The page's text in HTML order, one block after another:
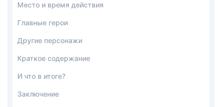
Место и время действия
Главные герои
Другие персонажи
Краткое содержание
И что в итоге?
Заключение